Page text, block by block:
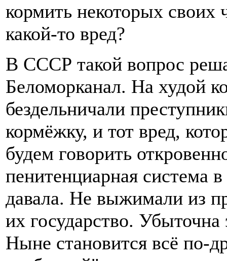
кормить некоторых своих
какой-то вред?
В СССР такой вопрос
Беломорканал. На худой
бездельничали
кормёжку, и тот вред,
будем говорить
пенитенциарная система
давала. Не выжимали из
их государство. Убыточна
Ныне становится всё по-